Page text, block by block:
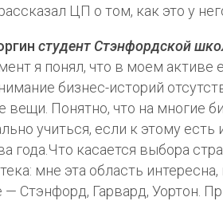
ЦП о том, как это у
студент Стэнфордской
я понял, что в моем
бизнес-историй
вещи. Понятно, что на многие
учиться, если к этому
года.Что касается выбора
мне эта область
— Стэнфорд, Гарвард, Уортон.